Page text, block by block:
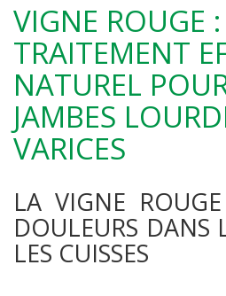
VIGNE ROUGE :
TRAITEMENT
NATUREL
JAMBES
VARICES
LA VIGNE
DOULEURS DANS
LES CUISSES